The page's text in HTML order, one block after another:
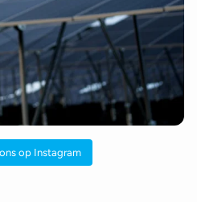
op Instagram